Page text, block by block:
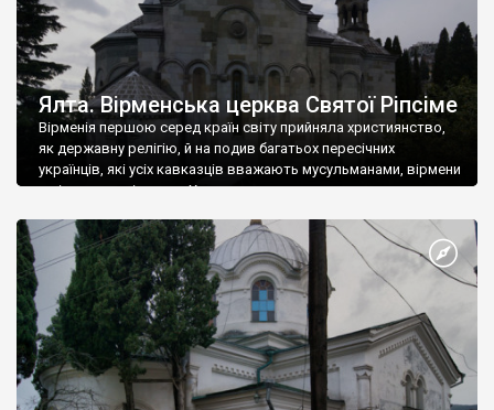
Ялта. Вірменська церква Святої Ріпсіме
Вірменія першою серед країн світу прийняла християнство,
як державну релігію, й на подив багатьох пересічних
українців, які усіх кавказців вважають мусульманами, вірмени
є відданими вірянами Христа